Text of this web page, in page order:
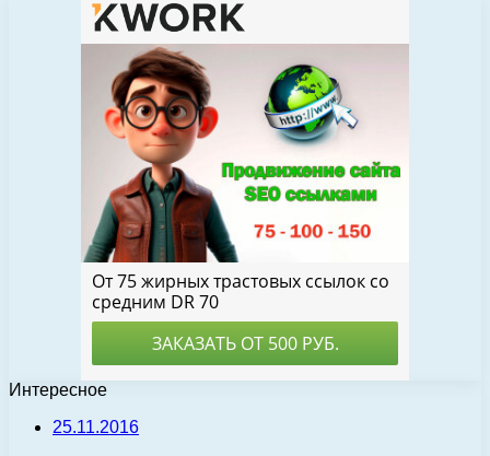
Интересное
25.11.2016